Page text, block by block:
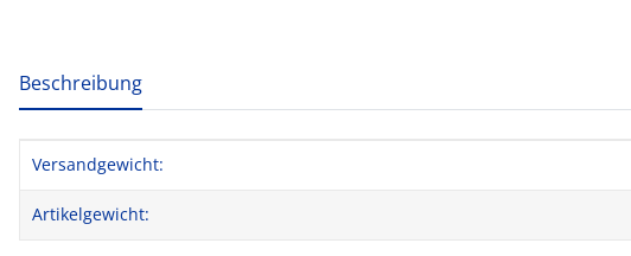
weitere Registerkarten anzeigen
Beschreibung
Produkteigenschaft
Wert
Versandgewicht:
Artikelgewicht: